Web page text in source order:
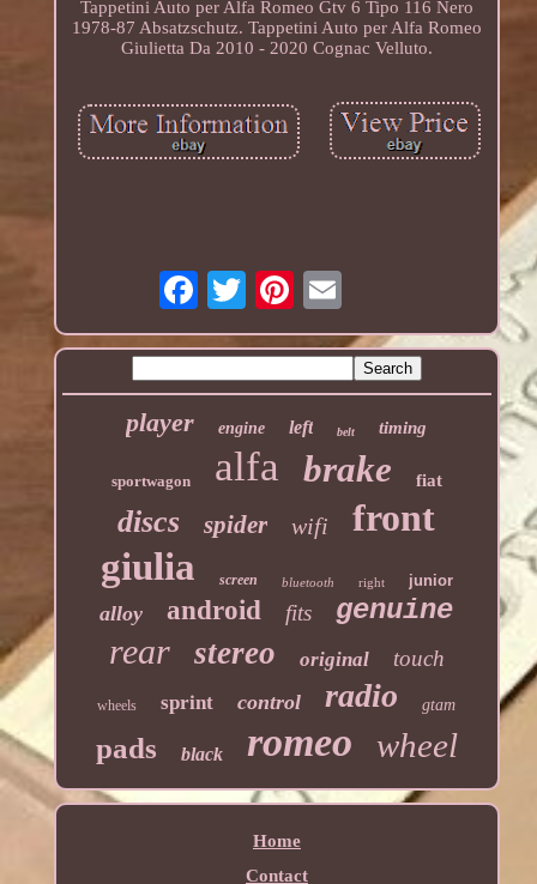
Tappetini Auto per Alfa Romeo Gtv 6 Tipo 116 Nero
1978-87 Absatzschutz. Tappetini Auto per Alfa Romeo
Giulietta Da 2010 - 2020 Cognac Velluto.
player engine left belt timing
sportwagon alfa brake fiat
discs spider wifi
front
giulia
screen bluetooth right junior
alloy android fits genuine
rear stereo original touch
wheels sprint control radio gtam
pads black romeo wheel
Home
Contact